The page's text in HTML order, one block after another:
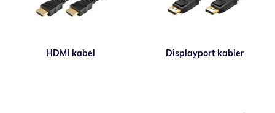
HDMI kabel Displayport kabler